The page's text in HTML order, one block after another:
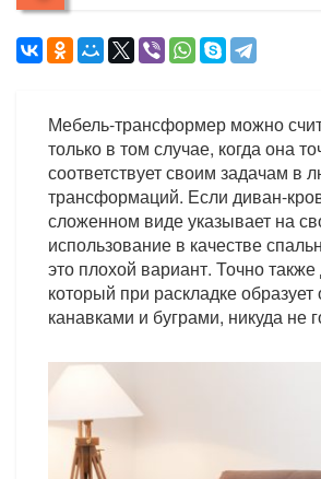
Мебель-трансформер можно
только в том случае, когда она
соответствует своим задачам в
трансформаций. Если диван-
сложенном виде указывает на
использование в качестве
это плохой вариант. Точно
который при раскладке
канавками и буграми, никуда не